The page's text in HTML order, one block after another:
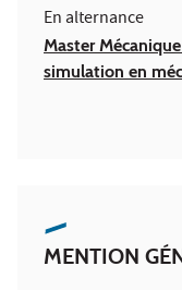
En alternance
Master
simulation en
MENTION